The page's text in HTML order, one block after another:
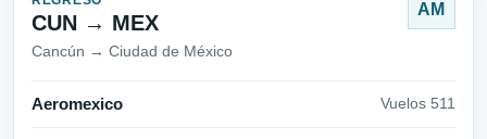
CUN → MEX
Cancún → Ciudad de México
AM
Aeromexico Vuelos 511